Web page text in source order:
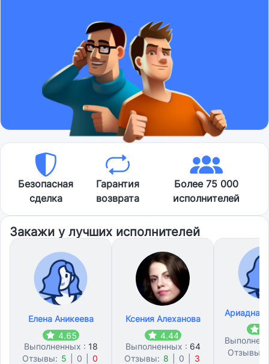
Безопасная
сделка
Гарантия
возврата
Более 75 000
исполнителей
Закажи у лучших исполнителей
Елена Аникеева
4.65
Выполненных : 18
Отзывы: 5 0 0
Ксения Алеханова
4.44
Выполненных : 64
Отзывы: 8 0 3
Ариадна
Отзывы: